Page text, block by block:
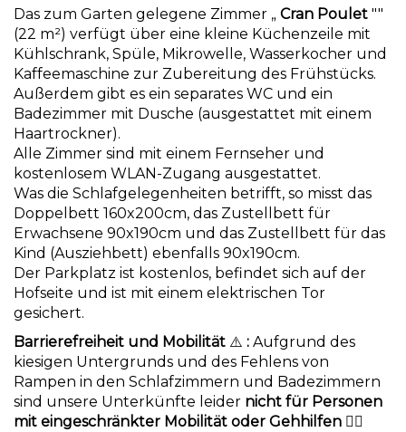
Das zum Garten gelegene Zimmer „ Cran Poulet ""
(22 m²) verfügt über eine kleine Küchenzeile mit
Kühlschrank, Spüle, Mikrowelle, Wasserkocher und
Kaffeemaschine zur Zubereitung des Frühstücks.
Außerdem gibt es ein separates WC und ein
Badezimmer mit Dusche (ausgestattet mit einem
Haartrockner).
Alle Zimmer sind mit einem Fernseher und
kostenlosem WLAN-Zugang ausgestattet.
Was die Schlafgelegenheiten betrifft, so misst das
Doppelbett 160x200cm, das Zustellbett für
Erwachsene 90x190cm und das Zustellbett für das
Kind (Ausziehbett) ebenfalls 90x190cm.
Der Parkplatz ist kostenlos, befindet sich auf der
Hofseite und ist mit einem elektrischen Tor
gesichert.
Barrierefreiheit und Mobilität ⚠️ : Aufgrund des
kiesigen Untergrunds und des Fehlens von
Rampen in den Schlafzimmern und Badezimmern
sind unsere Unterkünfte leider nicht für Personen
mit eingeschränkter Mobilität oder Gehhilfen 🚶‍♀️